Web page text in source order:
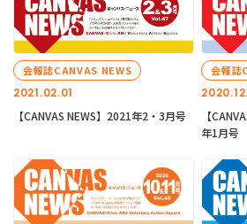
2021.02.01
会報誌CANVAS NEWS
【CANVAS NEWS】2021年2・3月号
会報誌
【
年1月号